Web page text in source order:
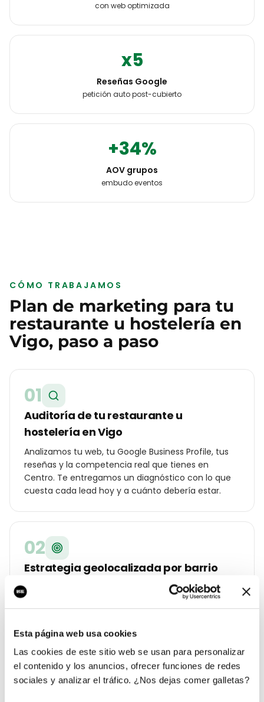
Esta página web usa cookies
Las cookies de este sitio web se usan para personalizar
el contenido y los anuncios, ofrecer funciones de redes
sociales y analizar el tráfico. ¿Nos dejas comer galletas?
con web optimizada
x5
Reseñas Google
petición auto post-cubierto
+34%
AOV grupos
embudo eventos
CÓMO TRABAJAMOS
Plan de marketing para tu
restaurante u hostelería en
Vigo, paso a paso
01
Auditoría de tu restaurante u
hostelería en Vigo
Analizamos tu web, tu Google Business Profile, tus
reseñas y la competencia real que tienes en
Centro. Te entregamos un diagnóstico con lo que
cuesta cada lead hoy y a cuánto debería estar.
02
Estrategia geolocalizada por barrio
Construimos un plan específico para Vigo: palabras
clave por distrito (Centro, Coia, Travesía de Vigo,
y oferta diferencial frente a los otros restaurante u
hostelería de la ciudad.